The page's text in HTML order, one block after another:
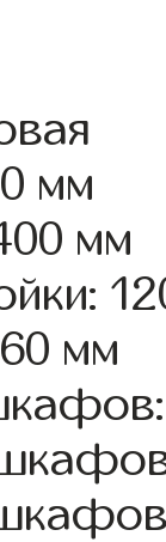
мм
мм
мм